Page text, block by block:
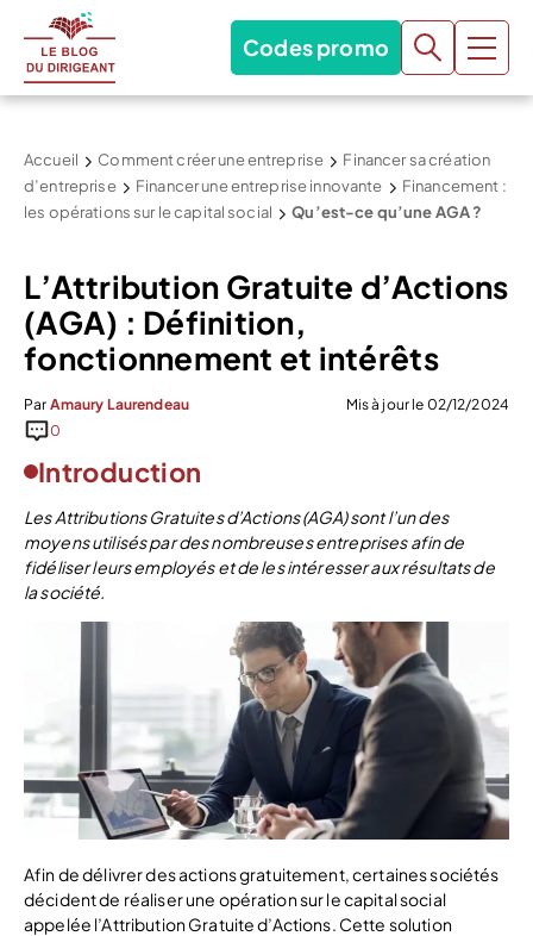
Codes promo
Accueil Comment créer une entreprise
Financer sa création
d’entreprise
Financer une entreprise innovante
Financement :
les opérations sur le capital social
Qu’est-ce qu’une AGA ?
L’Attribution Gratuite d’Actions
(AGA) : Définition,
fonctionnement et intérêts
Par Amaury Laurendeau
Mis à jour le 02/12/2024
0
Introduction
Les Attributions Gratuites d’Actions (AGA) sont l’un des
moyens utilisés par des nombreuses entreprises afin de
fidéliser leurs employés et de les intéresser aux résultats de
la société.
Afin de délivrer des actions gratuitement, certaines sociétés
décident de réaliser une opération sur le capital social
appelée l’Attribution Gratuite d’Actions. Cette solution